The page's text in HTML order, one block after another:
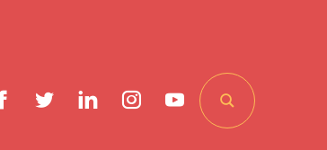
FacebookTwitterLinkedInInstagramYouTube